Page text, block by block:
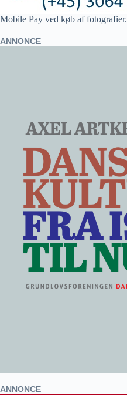
Mobile Pay ved køb af fotografier.
ANNONCE
ANNONCE